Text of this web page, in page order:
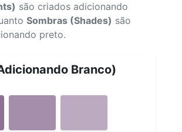
são criados adicionando
Sombras (Shades) são
preto.
Branco)